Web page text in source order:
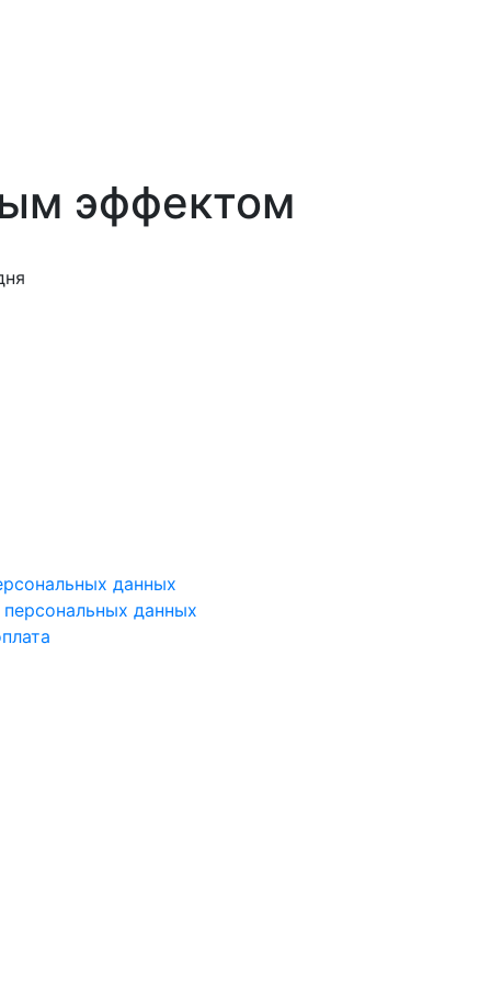
эффектом
данных
данных